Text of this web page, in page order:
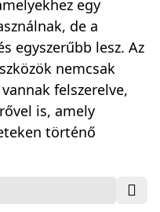
egy
de a
egyszerűbb lesz. Az
nemcsak
felszerelve,
is, amely
történő